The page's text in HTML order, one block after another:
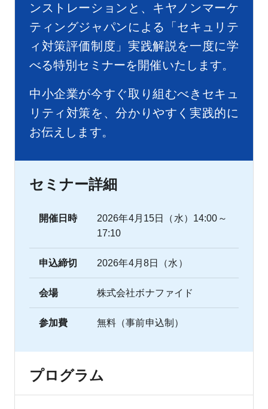
ンストレーションと、キヤノンマーケ
ティングジャパンによる「セキュリテ
ィ対策評価制度」実践解説を一度に学
べる特別セミナーを開催いたします。
中小企業が今すぐ取り組むべきセキュ
リティ対策を、分かりやすく実践的に
お伝えします。
セミナー詳細
開催日時
2026年4月15日（水）14:00～
17:10
申込締切 2026年4月8日（水）
会場 株式会社ボナファイド
参加費 無料（事前申込制）
プログラム